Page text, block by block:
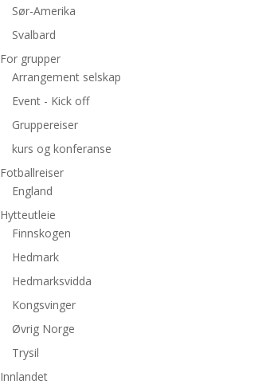
Sør-Amerika
Svalbard
For grupper
Arrangement selskap
Event - Kick off
Gruppereiser
kurs og konferanse
Fotballreiser
England
Hytteutleie
Finnskogen
Hedmark
Hedmarksvidda
Kongsvinger
Øvrig Norge
Trysil
Innlandet